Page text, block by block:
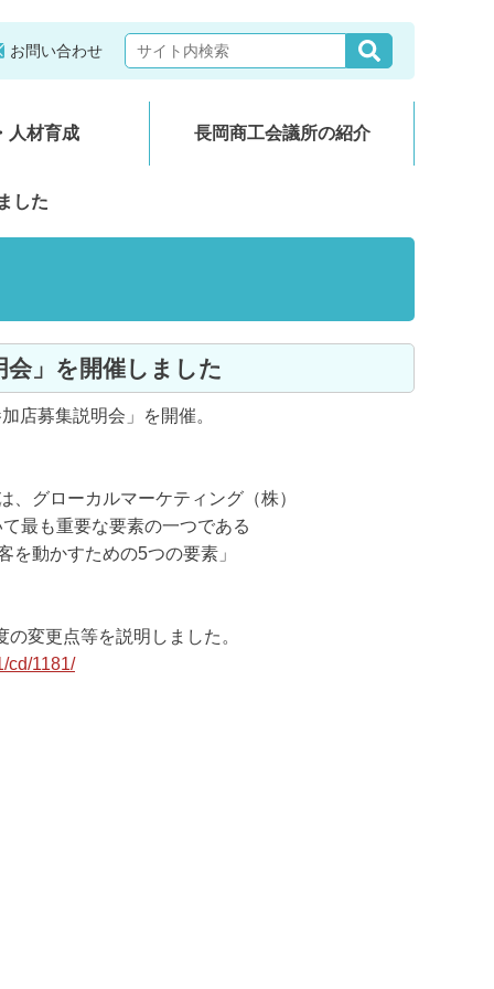
お問い合わせ
人材育成 長岡商工会議所の紹介
した
会」を開催しました
店募集説明会」を開催。
、グローカルマーケティング（株）
も重要な要素の一つである
動かすための5つの要素」
変更点等を説明しました。
cd/1181/